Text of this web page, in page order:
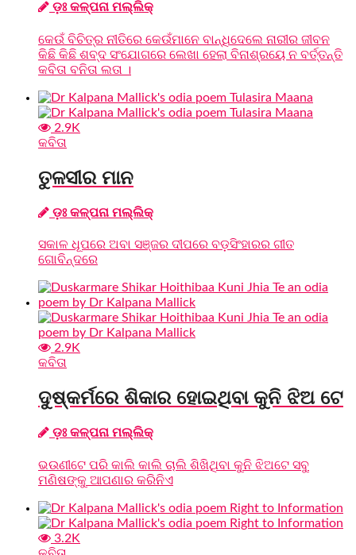
ଡ଼ଃ କଳ୍ପନା ମଲ୍ଲିକ୍‌
କେଉଁ ବିଚିତ୍ର ନୀତିରେ କେଉଁମାନେ ବାନ୍ଧିଦେଲେ ନାରୀର ଜୀବନ
କିଛି କିଛି ଶବ୍ଦ ସଂଯୋଗରେ ଲେଖା ହେଲା ବିନାଶ୍ରୟେ ନ ବର୍ତ୍ତନ୍ତି
କବିତା ବନିତା ଲତା ।
2.9K
କବିତା
ତୁଳସୀର ମାନ
ଡ଼ଃ କଳ୍ପନା ମଲ୍ଲିକ୍‌
ସକାଳ ଧୂପରେ ଅବା ସଞ୍ଜର ଦୀପରେ ବଡ଼ସିଂହାରର ଗୀତ
ଗୋବିନ୍ଦରେ
2.9K
କବିତା
ଦୁଷ୍କର୍ମରେ ଶିକାର ହୋଇଥିବା କୁନି ଝିଅ ଟେ
ଡ଼ଃ କଳ୍ପନା ମଲ୍ଲିକ୍‌
ଭଉଣୀଟେ ପରି କାଲି କାଲି ଚାଲି ଶିଖିଥିବା କୁନି ଝିଅଟେ ସବୁ
ମଣିଷଙ୍କୁ ଆପଣାର କରିନିଏ
3.2K